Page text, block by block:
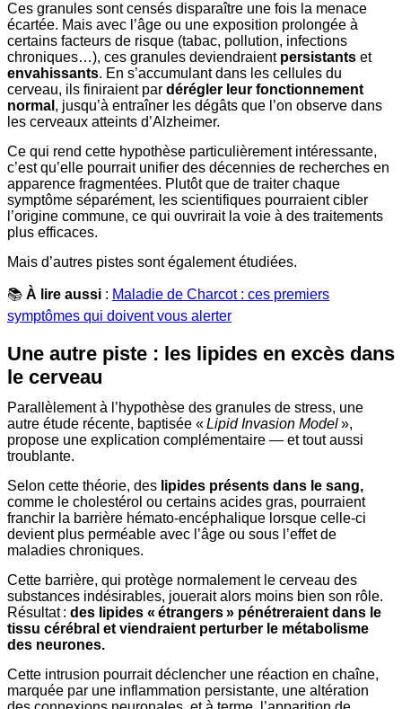
Ces granules sont censés disparaître une fois la menace
écartée. Mais avec l’âge ou une exposition prolongée à
certains facteurs de risque (tabac, pollution, infections
chroniques…), ces granules deviendraient persistants et
envahissants. En s’accumulant dans les cellules du
cerveau, ils finiraient par dérégler leur fonctionnement
normal , jusqu’à entraîner les dégâts que l’on observe dans
les cerveaux atteints d’Alzheimer.
Ce qui rend cette hypothèse particulièrement intéressante,
c’est qu’elle pourrait unifier des décennies de recherches en
apparence fragmentées. Plutôt que de traiter chaque
symptôme séparément, les scientifiques pourraient cibler
l’origine commune, ce qui ouvrirait la voie à des traitements
plus efficaces.
Mais d’autres pistes sont également étudiées.
📚 À lire aussi : Maladie de Charcot : ces premiers
symptômes qui doivent vous alerter
Une autre piste : les lipides en excès dans
le cerveau
Parallèlement à l’hypothèse des granules de stress, une
autre étude récente, baptisée «Lipid Invasion Model»,
propose une explication complémentaire — et tout aussi
troublante.
Selon cette théorie, des lipides présents dans le sang,
comme le cholestérol ou certains acides gras, pourraient
franchir la barrière hémato-encéphalique lorsque celle-ci
devient plus perméable avec l’âge ou sous l’effet de
maladies chroniques.
Cette barrière, qui protège normalement le cerveau des
substances indésirables, jouerait alors moins bien son rôle.
Résultat : des lipides « étrangers » pénétreraient dans le
tissu cérébral et viendraient perturber le métabolisme
des neurones.
Cette intrusion pourrait déclencher une réaction en chaîne,
marquée par une inflammation persistante, une altération